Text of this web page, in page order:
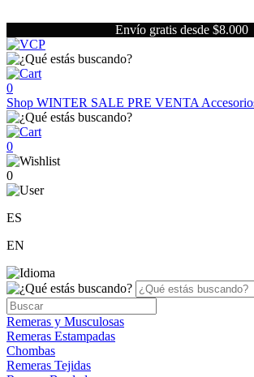
Envío gratis desde $8.000
0
Shop WINTER SALE PRE VENTA
0
0
ES
EN
Remeras y Musculosas
Remeras Estampadas
Chombas
Remeras Tejidas